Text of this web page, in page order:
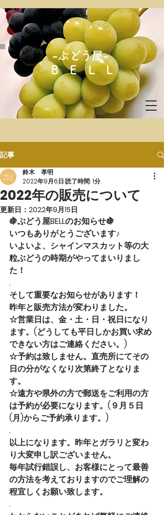
-ぶどう屋-
B E L L
記事
2022年の販売について
鈴木 孝明
2022年9月6日読了時間: 1分
更新日： 2022年9月15日
🍇ぶどう屋BELLのお知らせ🍇
いつもありがとうございます♪
いよいよ、シャインマスカット等の大
粒ぶどうの時期がやってまいりまし
た！
.
そして重要なお知らせがあります！
昨年と販売方法が変わりました。
☆営業日は、金・土・日・祝日になり
ます。(どうしても平日しかお買い求め
できない方はご連絡ください。)
☆予約は致しません。直売所にてその
日の分がなくなり次第終了となりま
す。
☆遠方や県外の方で郵送をご利用の方
は予約が必要になります。(９月５日
(月)からご予約承ります。)
.
以上になります。昨年とガラリと変わ
り大変申し訳ございません。
毎年試行錯誤し、お客様にとって最善
の方法を考えておりますのでご理解の
程宜しくお願い致します。
.